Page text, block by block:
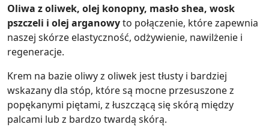
Oliwa z oliwek, olej konopny, masło shea, wosk
pszczeli i olej arganowyto połączenie, które zapewnia
naszej skórze elastyczność, odżywienie, nawilżenie i
regeneracje.
Krem na bazie oliwy z oliwek jest tłusty i bardziej
wskazany dla stóp, które są mocne przesuszone z
popękanymi piętami, z łuszczącą się skórą między
palcami lub z bardzo twardą skórą.